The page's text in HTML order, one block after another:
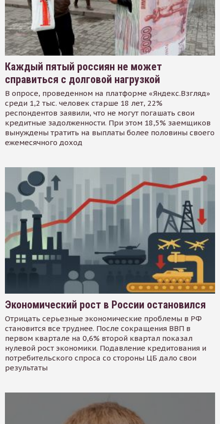
Каждый пятый россиян не может
справиться с долговой нагрузкой
В опросе, проведенном на платформе «Яндекс.Взгляд»
среди 1,2 тыс. человек старше 18 лет, 22%
респондентов заявили, что не могут погашать свои
кредитные задолженности. При этом 18,5% заемщиков
вынуждены тратить на выплаты более половины своего
ежемесячного доход
Экономический рост в России остановился
Отрицать серьезные экономические проблемы в РФ
становится все труднее. После сокращения ВВП в
первом квартале на 0,6% второй квартал показал
нулевой рост экономики. Подавление кредитования и
потребительского спроса со стороны ЦБ дало свои
результаты